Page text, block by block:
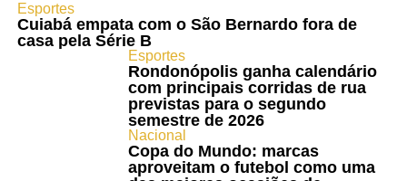
Esportes
Cuiabá empata com o São Bernardo fora de
casa pela Série B
Esportes
Rondonópolis ganha calendário
com principais corridas de rua
previstas para o segundo
semestre de 2026
Nacional
Copa do Mundo: marcas
aproveitam o futebol como uma